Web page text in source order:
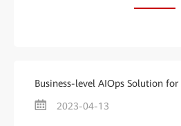
Business-level AIOps Solution for
2023-04-13